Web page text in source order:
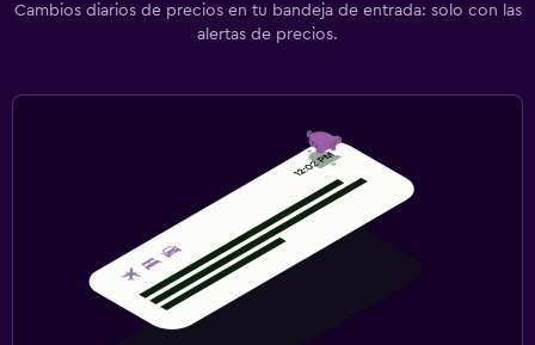
Cambios diarios de precios en tu bandeja de entrada: solo con las
alertas de precios.